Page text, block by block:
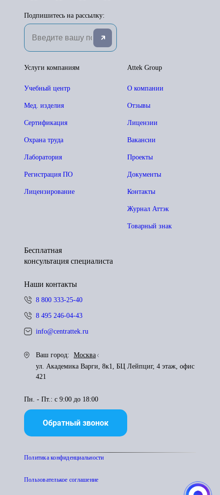
Подпишитесь на рассылку:
Attek Group
О компании
Отзывы
Лицензии
Вакансии
Проекты
Документы
Контакты
Журнал Аттэк
Товарный знак
Услуги компаниям
Учебный центр
Мед. изделия
Сертификация
Охрана труда
Лаборатория
Регистрация ПО
Лицензирование
Бесплатная
консультация специалиста
Наши контакты
8 800 333-25-40
8 495 246-04-43
info@centrattek.ru
Ваш город:
Москва
ул. Академика Варги, 8к1, БЦ Лейпциг, 4 этаж, офис
421
Пн. - Пт.: с 9:00 до 18:00
Обратный звонок
Политика конфиденциальности
Пользователькое соглашение